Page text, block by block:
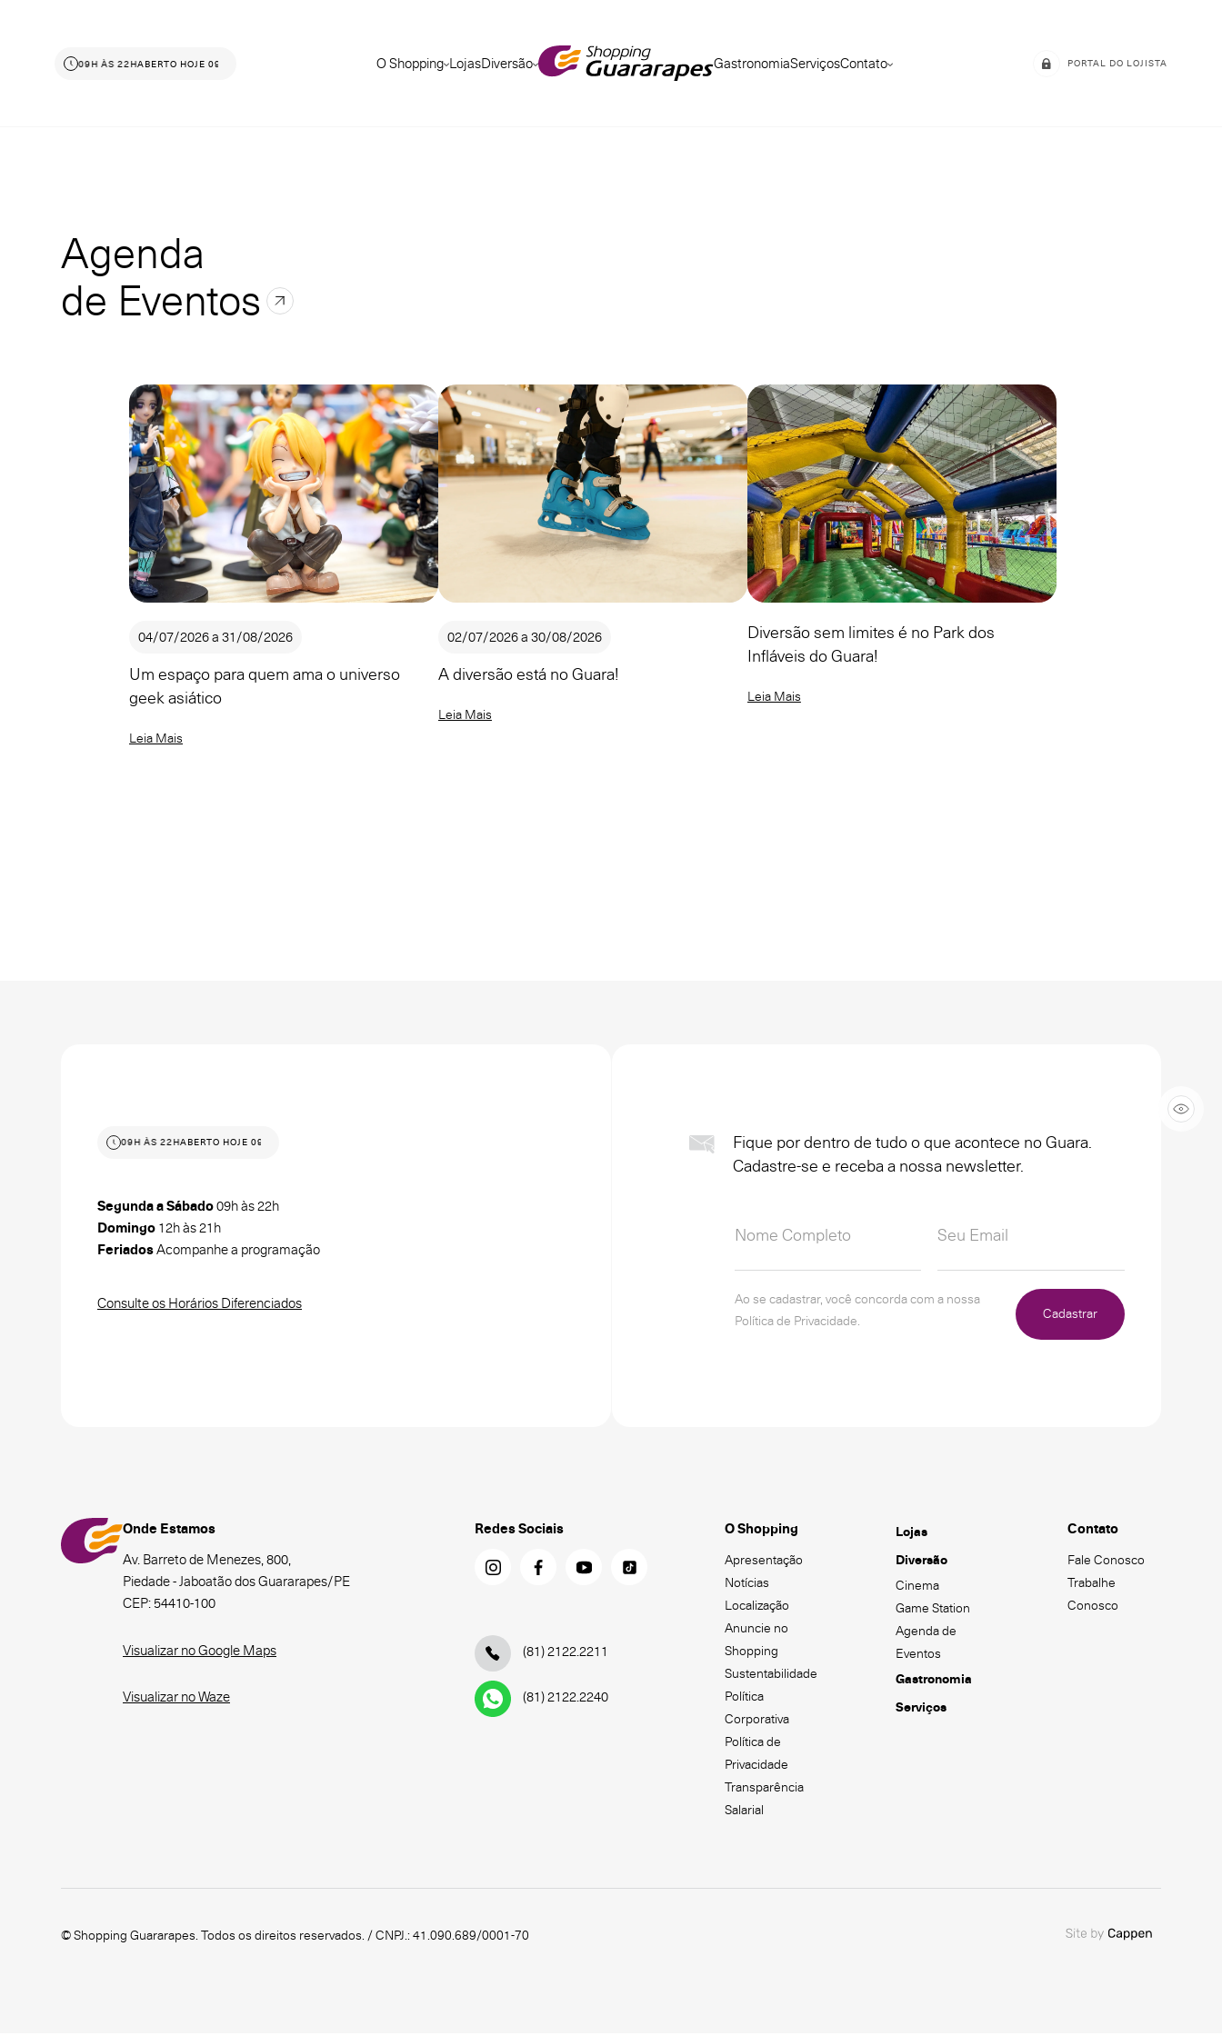
HOJE 09H ÀS 22HABERTO HOJE 09H ÀS 22H O Shopping LojasDiversão GastronomiaServiçosContato PORTAL DO LOJISTA
Agenda
de Eventos
04/07/2026 a 31/08/2026
Um espaço para quem ama o universo
geek asiático
Leia Mais
02/07/2026 a 30/08/2026
A diversão está no Guara!
Leia Mais
Diversão sem limites é no Park dos
Infláveis do Guara!
Leia Mais
ABERTO HOJE 09H ÀS 22HABERTO HOJE 09H ÀS 22H
Segunda a Sábado09h às 22h
Domingo 12h às 21h
FeriadosAcompanhe a programação
Consulte os Horários Diferenciados
Fique por dentro de tudo o que acontece no Guara.
Cadastre-se e receba a nossa newsletter.
Ao se cadastrar, você concorda com a nossa
Política de Privacidade.
Cadastrar
Onde Estamos
Av. Barreto de Menezes, 800,
Piedade - Jaboatão dos Guararapes/PE
CEP: 54410-100
Visualizar no Google Maps
Visualizar no Waze
Redes Sociais
(81) 2122.2211
(81) 2122.2240
O Shopping
Apresentação
Notícias
Localização
Anuncie no
Shopping
Sustentabilidade
Política
Corporativa
Política de
Privacidade
Transparência
Salarial
Lojas
Diversão
Cinema
Game Station
Agenda de
Eventos
Gastronomia
Serviços
Contato
Fale Conosco
Trabalhe
Conosco
© Shopping Guararapes. Todos os direitos reservados. / CNPJ.: 41.090.689/0001-70